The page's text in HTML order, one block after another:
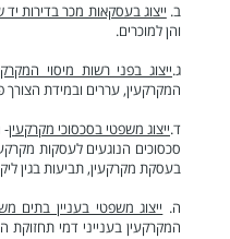
ב. ייצוג בעסקאות מכר בדירות יד
והן למוכרים.
ג.ייצוג בפני רשות מיסוי
המקרקעין, עררים ובמידת הצורך
ד.ייצוג משפטי בסכסוכי מקרקעין-
סכסוכים הנוגעים לעסקות
בעסקת מקרקעין, תביעות בגין
ה. ייצוג משפטי בעניין בתים
המקרקעין בענייני דמי תחזוקת